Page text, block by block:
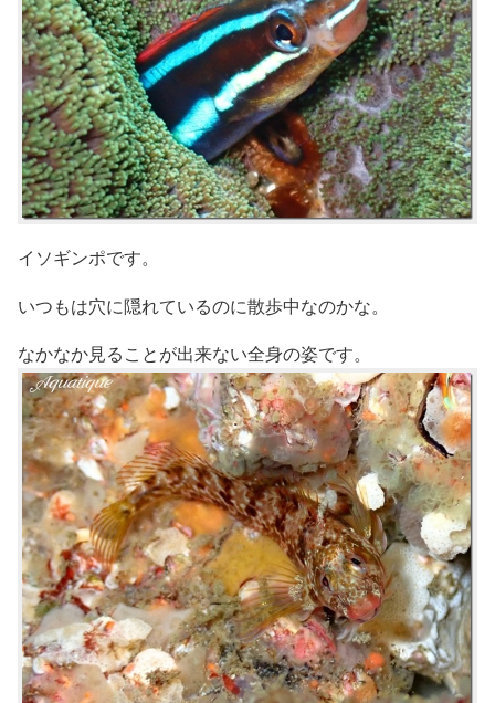
イソギンポです。
いつもは穴に隠れているのに散歩中なのかな。
なかなか見ることが出来ない全身の姿です。